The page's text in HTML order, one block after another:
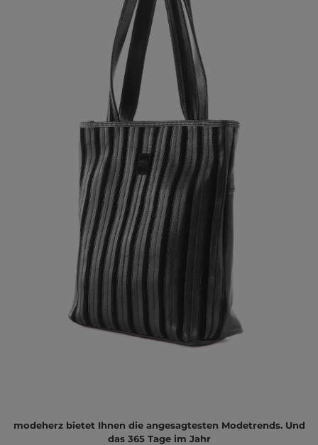
modeherz bietet Ihnen die angesagtesten Modetrends. Und
das 365 Tage im Jahr